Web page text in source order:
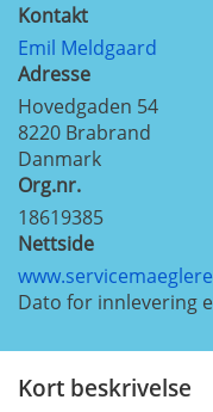
Kontakt
Emil Meldgaard
Adresse
Hovedgaden 54
8220 Brabrand
Danmark
Org.nr.
18619385
Nettside
Dato for innlevering
Kort beskrivelse